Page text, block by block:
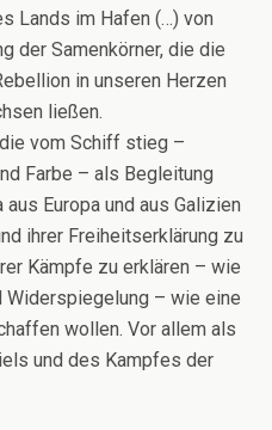
Lands im Hafen (…) von
der Samenkörner, die die
in unseren Herzen
ließen.
vom Schiff stieg –
Farbe – als Begleitung
Europa und aus Galizien
ihrer Freiheitserklärung zu
Kämpfe zu erklären – wie
Widerspiegelung – wie eine
wollen. Vor allem als
und des Kampfes der